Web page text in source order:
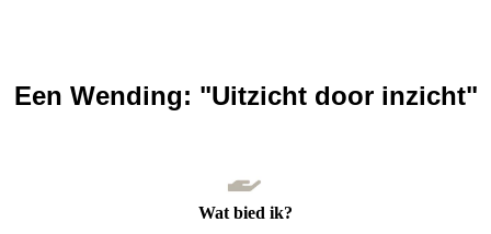
Een Wending: "Uitzicht door inzicht"
Wat bied ik?